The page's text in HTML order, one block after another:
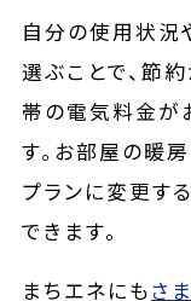
自分の使用状況
選ぶことで、節
帯の電気料金が
す。お部屋の暖
プランに変更す
できます。
まちエネにも さ